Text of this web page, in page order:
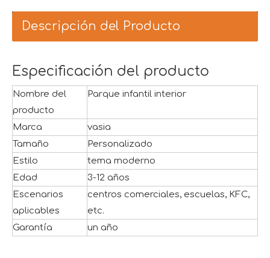
Descripción del Producto
Especificación del producto
Nombre del
producto
Parque infantil interior
Marca
vasia
Tamaño
Personalizado
Estilo
tema moderno
Edad
3-12 años
Escenarios
aplicables
centros comerciales, escuelas, KFC,
etc.
Garantía
un año